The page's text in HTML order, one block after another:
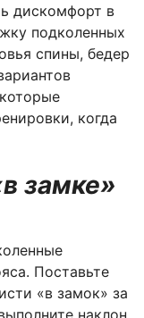
дискомфорт в
подколенных
спины, бедер
когда
замке»
Поставьте
«в замок» за
наклон